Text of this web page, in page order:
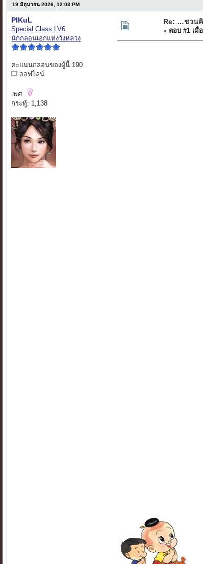
19 มิถุนายน 2026, 12:03:PM
PIKuL
Special Class LV6
นักกลอนเอกแห่งวังหลวง
คะแนนกลอนของผู้นี้ 190
ออฟไลน์
เพศ:
กระทู้: 1,138
Re: …ชวน
« ตอบ #1 เมื่